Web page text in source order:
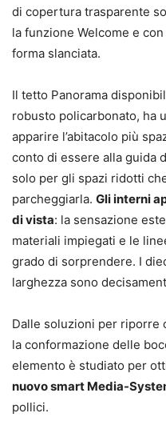
di copertura trasparente
la funzione Welcome e
forma slanciata.
Il tetto Panorama
robusto policarbonato, ha
apparire l’abitacolo più
conto di essere alla guida
solo per gli spazi ridotti
parcheggiarla. Gli interni
di vista: la sensazione
materiali impiegati e le
grado di sorprendere. I
larghezza sono
Dalle soluzioni per riporre
la conformazione delle
elemento è studiato per
nuovo smart Media-
pollici.